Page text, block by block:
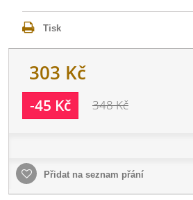
Tisk
303 Kč
-45 Kč 348 Kč
Přidat na seznam přání